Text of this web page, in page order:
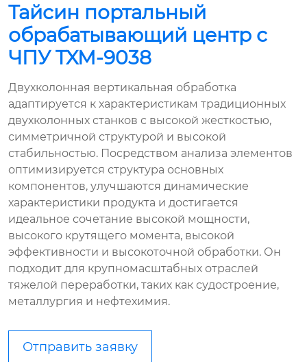
Тайсин портальный
обрабатывающий центр с
ЧПУ TXM-9038
Двухколонная вертикальная обработка
адаптируется к характеристикам традиционных
двухколонных станков с высокой жесткостью,
симметричной структурой и высокой
стабильностью. Посредством анализа элементов
оптимизируется структура основных
компонентов, улучшаются динамические
характеристики продукта и достигается
идеальное сочетание высокой мощности,
высокого крутящего момента, высокой
эффективности и высокоточной обработки. Он
подходит для крупномасштабных отраслей
тяжелой переработки, таких как судостроение,
металлургия и нефтехимия.
Отправить заявку